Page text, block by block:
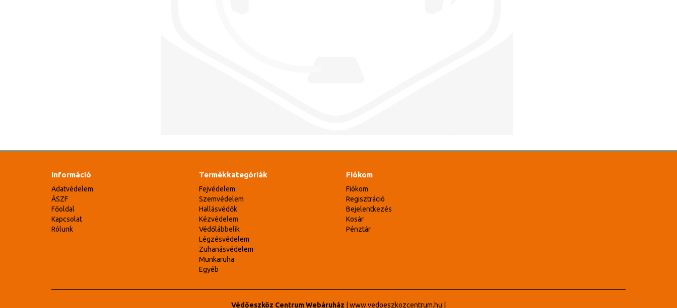
Információ
Adatvédelem
ÁSZF
Főoldal
Kapcsolat
Rólunk
Termékkategóriák
Fejvédelem
Szemvédelem
Hallásvédők
Kézvédelem
Védőlábbelik
Légzésvédelem
Zuhanásvédelem
Munkaruha
Egyéb
Fiókom
Fiókom
Regisztráció
Bejelentkezés
Kosár
Pénztár
Védőeszköz Centrum Webáruház www.vedoeszkozcentrum.hu